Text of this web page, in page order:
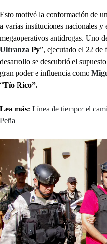
Esto motivó la conformación de
a varias instituciones nacionales y
megaoperativos antidrogas. Uno
Ultranza Py”, ejecutado el 22 de
desarrollo se descubrió el
gran poder e influencia como
“Tío Rico”.
Lea más: Línea de tiempo: el
Peña